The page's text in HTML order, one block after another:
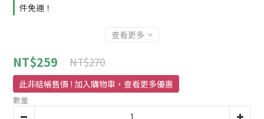
件免運！
查看更多
NT$259 NT$270
數量